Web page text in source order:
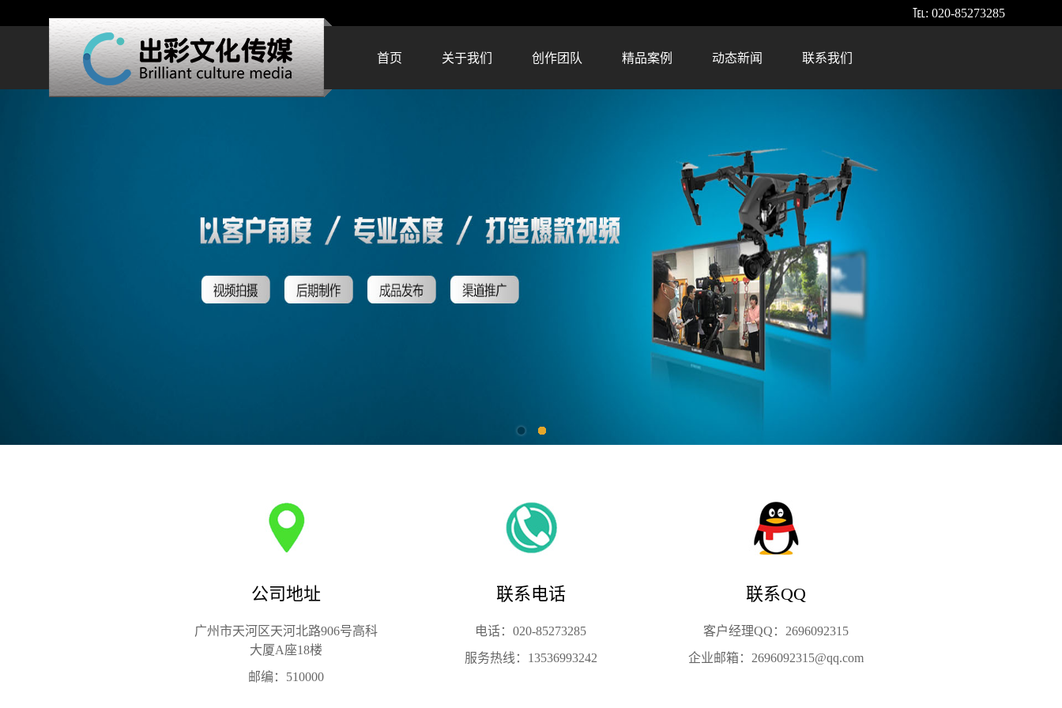
℡: 020-85273285
首页 关于我们 创作团队 精品案例 动态新闻 联系我们
公司地址
广州市天河区天河北路906号高科
大厦A座18楼
邮编：510000
联系电话
电话：020-85273285
服务热线：13536993242
联系QQ
客户经理QQ：2696092315
企业邮箱：2696092315@qq.com